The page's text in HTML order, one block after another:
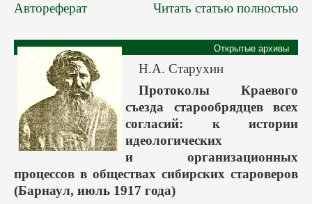
Автореферат Читать статью полностью
Открытые архивы
Н.А. Старухин
Протоколы Краевого
съезда старообрядцев всех
согласий: к истории
идеологических
и организационных
процессов в обществах сибирских староверов
(Барнаул, июль 1917 года)